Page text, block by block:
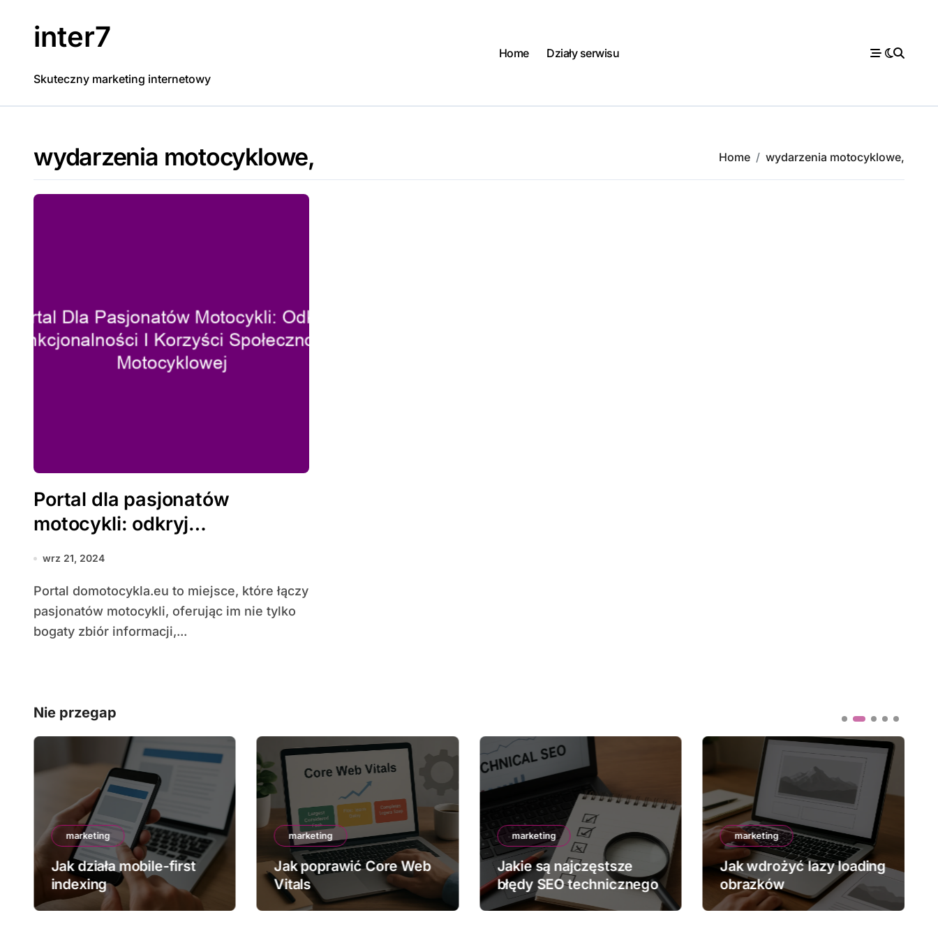
inter7
Skuteczny marketing internetowy
Home Działy serwisu
wydarzenia motocyklowe, Home wydarzenia motocyklowe,
Portal dla pasjonatów
motocykli: odkryj
funkcjonalności i korzyści
wrz 21, 2024
Portal domotocykla.eu to miejsce, które łączy
pasjonatów motocykli, oferując im nie tylko
bogaty zbiór informacji,...
Nie przegap
marketing
Jak działa mobile-first
indexing
marketing
Jak poprawić Core Web
Vitals
marketing
Jakie są najczęstsze
błędy SEO technicznego
marketing
Jak wdrożyć lazy loading
obrazków